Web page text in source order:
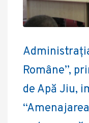
Române”,
de Apă Jiu,